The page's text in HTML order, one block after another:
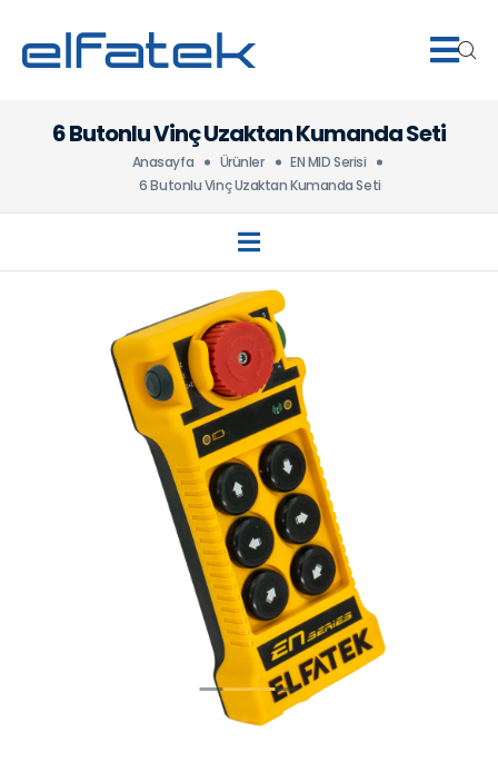
6 Butonlu Vinç Uzaktan Kumanda Seti
Anasayfa Ürünler
EN MID Serisi
6 Butonlu Vinç Uzaktan Kumanda Seti